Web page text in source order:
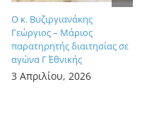
Ο κ. Βυζιργιανάκης
Γεώργιος – Μάριος
παρατηρητής διαιτησίας σε
αγώνα Γ΄ Εθνικής
3 Απριλίου, 2026